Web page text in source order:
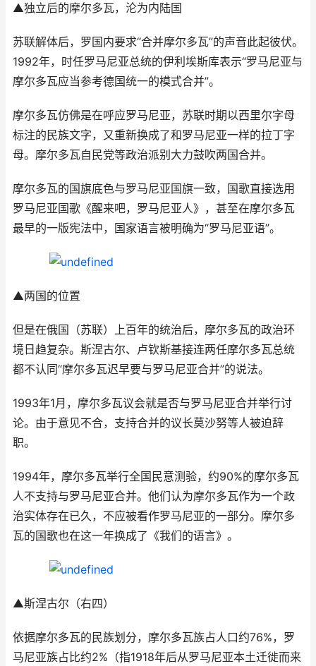
▲独立后的摩尔多瓦，沦为内陆国
苏联解体后，罗国内要求“合并摩尔多瓦”的声音此起彼伏。
1992年，时任罗马尼亚总统的伊利埃斯库表示“罗马尼亚与
摩尔多瓦应当参考德国统一的模式合并”。
摩尔多瓦仿佛是在呼应罗马尼亚，苏联时期以西里尔字母
标注的民族文字，又重新换成了和罗马尼亚一样的拉丁字
母。摩尔多瓦自民党等政治派别大力鼓吹两国合并。
摩尔多瓦的国旗底色与罗马尼亚国旗一致，国歌直接选用
罗马尼亚国歌《醒来吧，罗马尼亚人》，甚至在摩尔多瓦
最早的一版宪法中，国家语言被明确为“罗马尼亚语”。
▲两国的位置
但是在俄国（苏联）上百年的统治后，摩尔多瓦的政治环
境日趋复杂。斯涅古尔、卢钦斯基接连两任摩尔多瓦总统
都不认同“摩尔多瓦迟早要与罗马尼亚合并”的说法。
1993年1月，摩尔多瓦议会就是否与罗马尼亚合并举行讨
论。由于意见不合，支持合并的议长莫沙努等人被迫辞
职。
1994年，摩尔多瓦举行全国民意测验，约90%的摩尔多瓦
人不支持与罗马尼亚合并。他们认为摩尔多瓦作为一个政
治实体存在已久，不应被看作罗马尼亚的一部分。摩尔多
瓦的国歌也在这一年换成了《我们的语言》。
▲斯涅古尔（右四）
依据摩尔多瓦的民族划分，摩尔多瓦族占人口约76%，罗
马尼亚族占比约2%（指1918年后从罗马尼亚本土迁徙而来